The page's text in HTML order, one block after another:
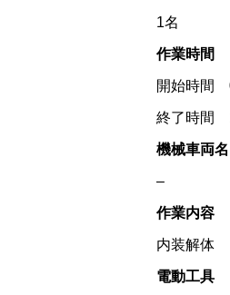
1名
作業時間
開始時間
終了時間
機械車両名
–
作業内容
内装解体
電動工具